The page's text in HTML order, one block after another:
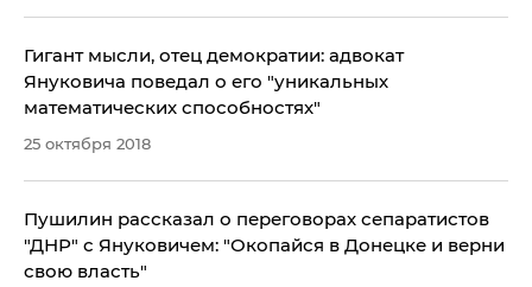
Гигант мысли, отец демократии: адвокат
Януковича поведал о его "уникальных
математических способностях"
25 октября 2018
Пушилин рассказал о переговорах сепаратистов
"ДНР" с Януковичем: "Окопайся в Донецке и верни
свою власть"